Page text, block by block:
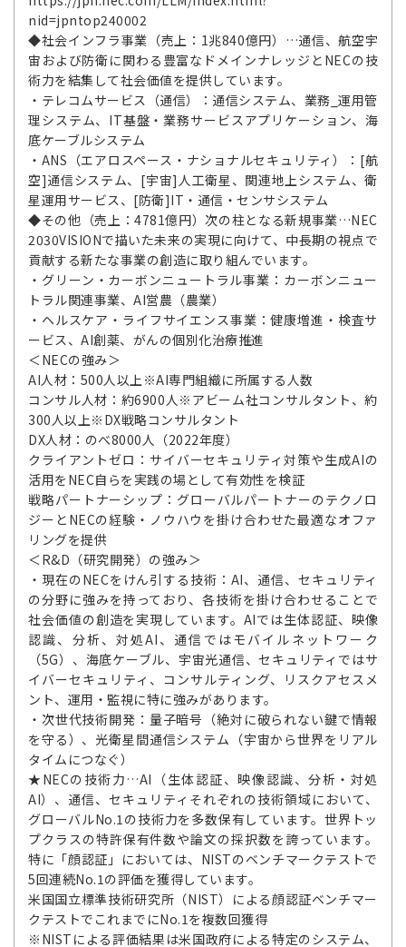
nid=jpntop240002
◆社会インフラ事業（売上：1兆840億円）…通信、航空宇
宙および防衛に関わる豊富なドメインナレッジとNECの技
術力を結集して社会価値を提供しています。
・テレコムサービス（通信）：通信システム、業務_運用管
理システム、IT基盤・業務サービスアプリケーション、海
底ケーブルシステム
・ANS（エアロスペース・ナショナルセキュリティ）：[航
空]通信システム、[宇宙]人工衛星、関連地上システム、衛
星運用サービス、[防衛]IT・通信・センサシステム
◆その他（売上：4781億円）次の柱となる新規事業…NEC
2030VISIONで描いた未来の実現に向けて、中長期の視点で
貢献する新たな事業の創造に取り組んでいます。
・グリーン・カーボンニュートラル事業：カーボンニュー
トラル関連事業、AI営農（農業）
・ヘルスケア・ライフサイエンス事業：健康増進・検査サ
ービス、AI創薬、がんの個別化治療推進
＜NECの強み＞
AI人材：500人以上※AI専門組織に所属する人数
コンサル人材：約6900人※アビーム社コンサルタント、約
300人以上※DX戦略コンサルタント
DX人材：のべ8000人（2022年度）
クライアントゼロ：サイバーセキュリティ対策や生成AIの
活用をNEC自らを実践の場として有効性を検証
戦略パートナーシップ：グローバルパートナーのテクノロ
ジーとNECの経験・ノウハウを掛け合わせた最適なオファ
リングを提供
＜R&D（研究開発）の強み＞
・現在のNECをけん引する技術：AI、通信、セキュリティ
の分野に強みを持っており、各技術を掛け合わせることで
社会価値の創造を実現しています。AIでは生体認証、映像
認識、分析、対処AI、通信ではモバイルネットワーク
（5G）、海底ケーブル、宇宙光通信、セキュリティではサ
イバーセキュリティ、コンサルティング、リスクアセスメ
ント、運用・監視に特に強みがあります。
・次世代技術開発：量子暗号（絶対に破られない鍵で情報
を守る）、光衛星間通信システム（宇宙から世界をリアル
タイムにつなぐ）
★NECの技術力…AI（生体認証、映像認識、分析・対処
AI）、通信、セキュリティそれぞれの技術領域において、
グローバルNo.1の技術力を多数保有しています。世界トッ
プクラスの特許保有件数や論文の採択数を誇っています。
特に「顔認証」においては、NISTのベンチマークテストで
5回連続No.1の評価を獲得しています。
米国国立標準技術研究所（NIST）による顔認証ベンチマー
クテストでこれまでにNo.1を複数回獲得
※NISTによる評価結果は米国政府による特定のシステム、